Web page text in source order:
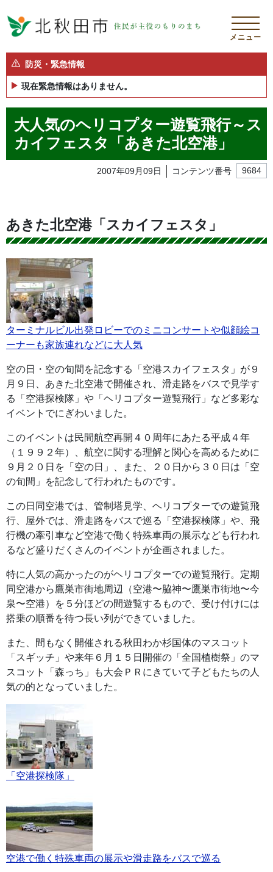
メニュー
防災・緊急情報
現在緊急情報はありません。
大人気のヘリコプター遊覧飛行～ス
カイフェスタ「あきた北空港」
2007年09月09日 コンテンツ番号 9684
あきた北空港「スカイフェスタ」
ターミナルビル出発ロビーでのミニコンサートや似顔絵コ
ーナーも家族連れなどに大人気
空の日・空の旬間を記念する「空港スカイフェスタ」が９
月９日、あきた北空港で開催され、滑走路をバスで見学す
る「空港探検隊」や「ヘリコプター遊覧飛行」など多彩な
イベントでにぎわいました。
このイベントは民間航空再開４０周年にあたる平成４年
（１９９２年）、航空に関する理解と関心を高めるために
９月２０日を「空の日」、また、２０日から３０日は「空
の旬間」を記念して行われたものです。
この日同空港では、管制塔見学、ヘリコプターでの遊覧飛
行、屋外では、滑走路をバスで巡る「空港探検隊」や、飛
行機の牽引車など空港で働く特殊車両の展示なども行われ
るなど盛りだくさんのイベントが企画されました。
特に人気の高かったのがヘリコプターでの遊覧飛行。定期
同空港から鷹巣市街地周辺（空港〜脇神〜鷹巣市街地〜今
泉〜空港）を５分ほどの間遊覧するもので、受け付けには
搭乗の順番を待つ長い列ができていました。
また、間もなく開催される秋田わか杉国体のマスコット
「スギッチ」や来年６月１５日開催の「全国植樹祭」のマ
スコット「森っち」も大会ＰＲにきていて子どもたちの人
気の的となっていました。
「空港探検隊」
空港で働く特殊車両の展示や滑走路をバスで巡る